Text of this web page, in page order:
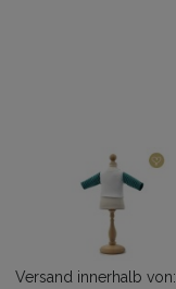
Versand innerhalb von: